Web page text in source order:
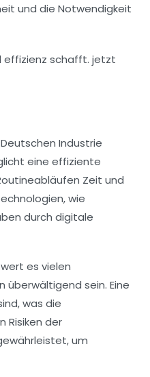
und die Notwendigkeit
Industrie
eine effiziente
Zeit und
, wie
durch digitale
es vielen
überwältigend sein. Eine
was die
Risiken der
um